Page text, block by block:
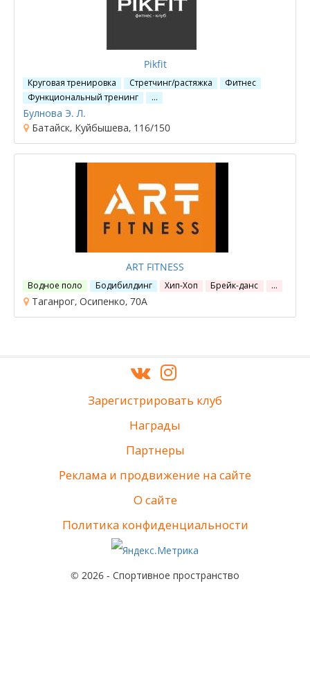
Pikfit
Круговая тренировка Стретчинг/растяжка
Фитнес
Функциональный тренинг
…
Булнова Э. Л.
Батайск, Куйбышева, 116/150
ART FITNESS
Водное поло Бодибилдинг Хип-Хоп Брейк-данс …
Таганрог, Осипенко, 70А
Зарегистрировать клуб
Награды
Партнеры
Реклама и продвижение на сайте
О сайте
Политика конфиденциальности
© 2026 - Спортивное пространство